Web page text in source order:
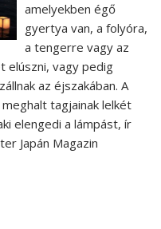
amelyekben égő
gyertya van, a folyóra,
a tengerre vagy az
elúszni, vagy pedig
az éjszakában. A
tagjainak lelkét
elengedi a lámpást, ír
Japán Magazin